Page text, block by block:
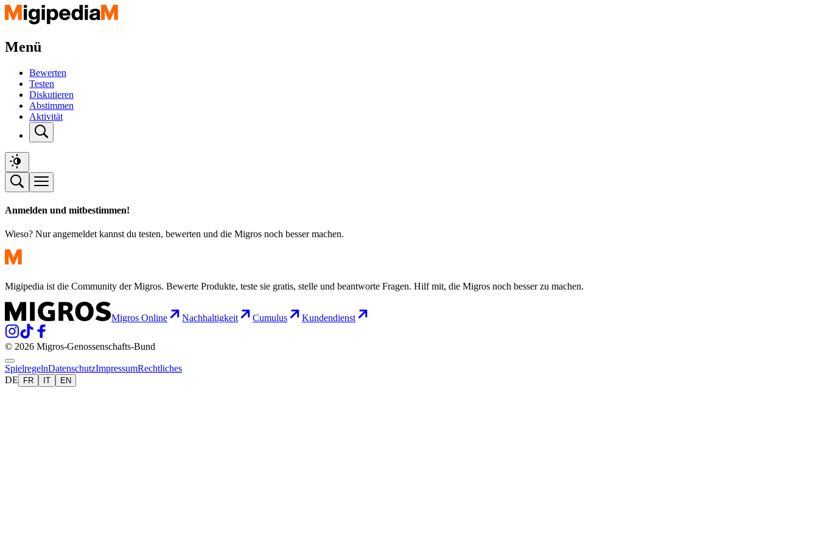
Menü
Bewerten
Testen
Diskutieren
Abstimmen
Aktivität
Anmelden und mitbestimmen!
Wieso? Nur angemeldet kannst du testen, bewerten und die Migros noch besser machen.
Migipedia ist die Community der Migros. Bewerte Produkte, teste sie gratis, stelle und beantworte Fragen. Hilf mit, die Migros noch besser zu machen.
Migros Online Nachhaltigkeit Cumulus Kundendienst
© 2026 Migros-Genossenschafts-Bund
SpielregelnDatenschutzImpressumRechtliches
DE
FR IT EN